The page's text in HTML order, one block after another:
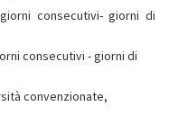
consecutivi- giorni di
consecutivi - giorni di
convenzionate,